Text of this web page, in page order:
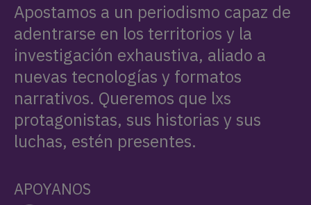
Apostamos a un periodismo capaz de
adentrarse en los territorios y la
investigación exhaustiva, aliado a
nuevas tecnologías y formatos
narrativos. Queremos que lxs
protagonistas, sus historias y sus
luchas, estén presentes.
APOYANOS